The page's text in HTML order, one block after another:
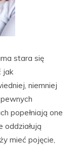
stara się
jak
niemniej
popełniają one
oddziałują
mieć pojęcie,